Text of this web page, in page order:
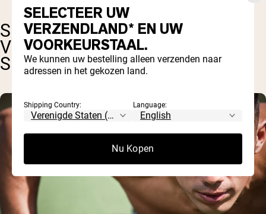
SPECIALE OVERWEGINGEN
VOOR HET TIJDSTIP VAN
SUPPLETIE
SELECTEER UW
VERZENDLAND* EN UW
VOORKEURSTAAL.
We kunnen uw bestelling alleen verzenden naar
adressen in het gekozen land.
Shipping Country: Language:
Nu Kopen